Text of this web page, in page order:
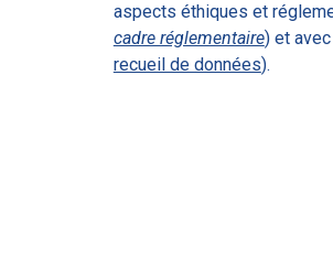
aspects éthiques et
cadre réglementaire) et
recueil de données).